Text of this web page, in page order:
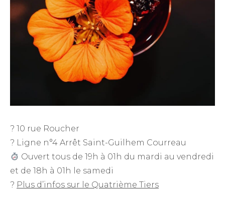
? 10 rue Roucher
? Ligne n°4 Arrêt Saint-Guilhem Courreau
Ouvert tous de 19h à 01h du mardi au vendredi
et de 18h à 01h le samedi
? Plus d’infos sur le Quatrième Tiers